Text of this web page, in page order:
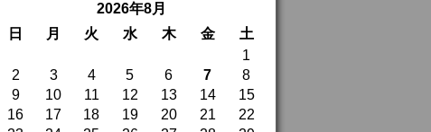
2026年8月
日
月 火 水 木 金 土
1
2
3 4 5 6 7
8
9
10 11 12 13 14
15
16
17 18 19 20 21
22